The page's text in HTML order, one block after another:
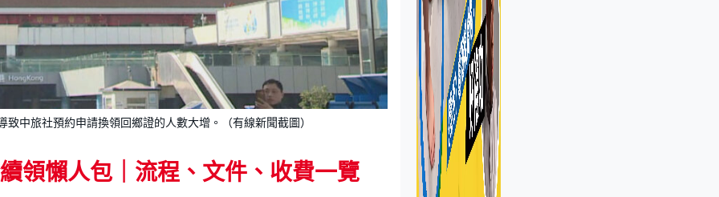
中旅社預約申請換領回鄉證的人數大增。（有線新聞截圖）
領懶人包‎｜流程、文件、收費一覽